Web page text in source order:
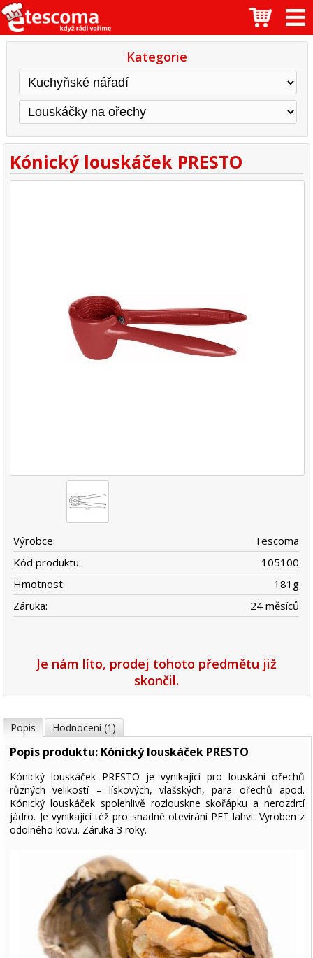
Kategorie
Kónický louskáček PRESTO
Výrobce:
Tescoma
Kód produktu:
105100
Hmotnost:
181 g
Záruka:
24 měsíců
Je nám líto, prodej tohoto předmětu již
skončil.
Popis Hodnocení (1)
Popis produktu: Kónický louskáček PRESTO
Kónický louskáček PRESTO je vynikající pro louskání ořechů
různých velikostí – lískových, vlašských, para ořechů apod.
Kónický louskáček spolehlivě rozlouskne skořápku a nerozdrtí
jádro. Je vynikající též pro snadné otevírání PET lahví. Vyroben z
odolného kovu. Záruka 3 roky.